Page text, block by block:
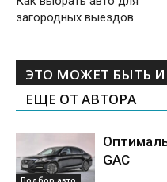
загородных выездов
ЭТО МОЖЕТ БЫТЬ
ЕЩЕ ОТ АВТОРА
GAC